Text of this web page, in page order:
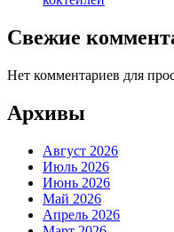
Свежие
Нет комментариев для
Архивы
Август 2026
Июль 2026
Июнь 2026
Май 2026
Апрель 2026